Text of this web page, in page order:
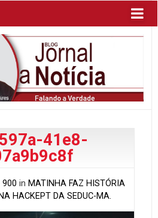
41e8-
900 in MATINHA FAZ HISTÓRIA
HACKEPT DA SEDUC-MA.